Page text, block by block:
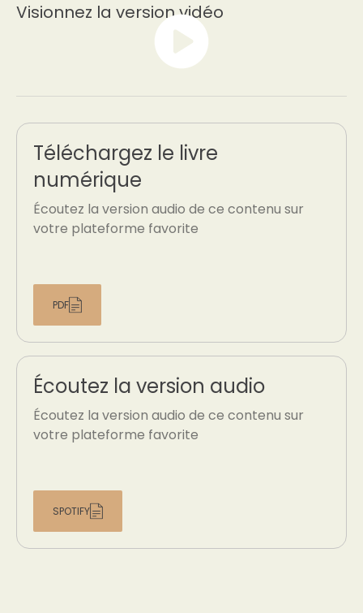
Visionnez la version vidéo
Téléchargez le livre
numérique
Écoutez la version audio de ce contenu sur
votre plateforme favorite
PDF
Écoutez la version audio
Écoutez la version audio de ce contenu sur
votre plateforme favorite
SPOTIFY